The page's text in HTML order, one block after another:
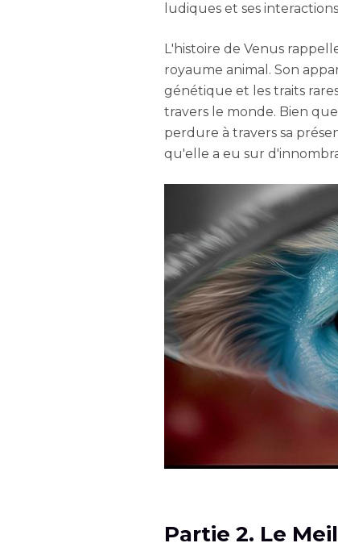
ludiques et ses
L'histoire de Venus
royaume animal. Son
génétique et les traits
travers le monde. Bien
perdure à travers sa
qu'elle a eu sur
Partie 2. Le